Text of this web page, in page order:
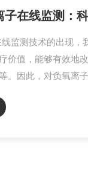
子在线监测：
线监测技术的出现
价值，能够有效地
。因此，对负氧离